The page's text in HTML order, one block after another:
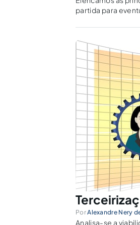
partida para
PorAlexandre Nery
Analisa-se a